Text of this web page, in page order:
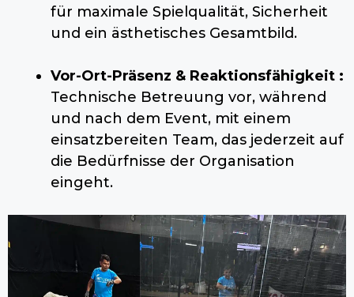
für maximale Spielqualität, Sicherheit
und ein ästhetisches Gesamtbild.
Vor-Ort-Präsenz & Reaktionsfähigkeit :
Technische Betreuung vor, während
und nach dem Event, mit einem
einsatzbereiten Team, das jederzeit auf
die Bedürfnisse der Organisation
eingeht.